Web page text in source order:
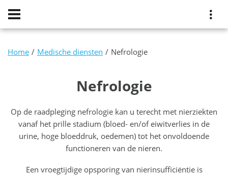
Home Medische diensten Nefrologie
Nefrologie
Op de raadpleging nefrologie kan u terecht met nierziekten
vanaf het prille stadium (bloed- en/of eiwitverlies in de
urine, hoge bloeddruk, oedemen) tot het onvoldoende
functioneren van de nieren.
Een vroegtijdige opsporing van nierinsufficiëntie is